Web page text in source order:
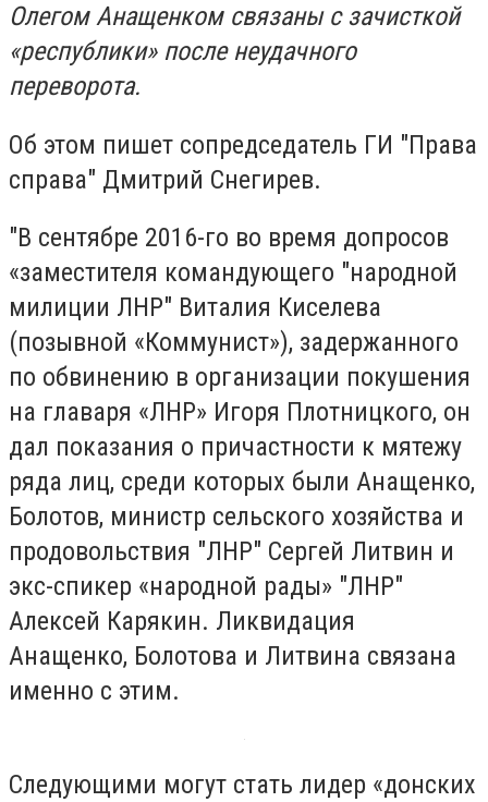
Олегом Анащенком связаны с зачисткой
«республики» после неудачного
переворота.
Об этом пишет сопредседатель ГИ "Права
справа" Дмитрий Снегирев.
"В сентябре 2016-го во время допросов
«заместителя командующего "народной
милиции ЛНР" Виталия Киселева
(позывной «Коммунист»), задержанного
по обвинению в организации покушения
на главаря «ЛНР» Игоря Плотницкого, он
дал показания о причастности к мятежу
ряда лиц, среди которых были Анащенко,
Болотов, министр сельского хозяйства и
продовольствия "ЛНР" Сергей Литвин и
экс-спикер «народной рады» "ЛНР"
Алексей Карякин. Ликвидация
Анащенко, Болотова и Литвина связана
именно с этим.
Следующими могут стать лидер «донских